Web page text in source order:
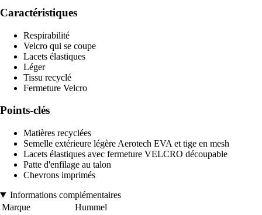
Caractéristiques
Respirabilité
Velcro qui se coupe
Lacets élastiques
Léger
Tissu recyclé
Fermeture Velcro
Points-clés
Matières recyclées
Semelle extérieure légère Aerotech EVA et tige en mesh
Lacets élastiques avec fermeture VELCRO découpable
Patte d'enfilage au talon
Chevrons imprimés
Informations complémentaires
Marque
Hummel